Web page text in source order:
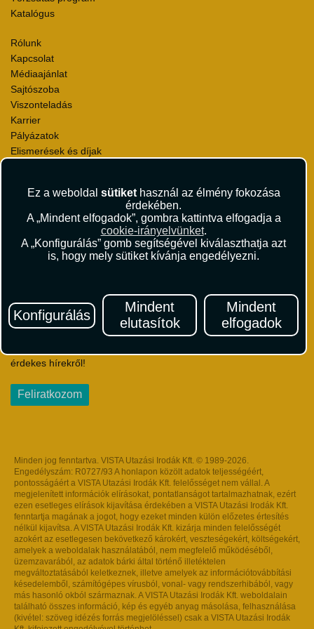
Ez a weboldal sütikethasznál az élmény fokozása
érdekében.
A „Mindent elfogadok”, gombra kattintva elfogadja a
cookie-irányelvünket.
A „Konfigurálás” gomb segítségével kiválaszthatja azt
is, hogy mely sütiket kívánja engedélyezni.
Konfigurálás
Mindent
elutasítok
Mindent
elfogadok
Katalógus
Rólunk
Kapcsolat
Médiaajánlat
Sajtószoba
Viszonteladás
Karrier
Pályázatok
Elismerések és díjak
Utazási Csomag Szerződési Feltételek
Útlemondás-biztosítás Szerződési Feltételek
Utasbiztosítás Szerződési Feltételek
Repülőjegy Szerződési Feltételek
Adatvédelem
Hírlevél
Iratkozzon fel Magyarország egyik legszínesebb utazási
érdekes hírekről!
Feliratkozom
Minden jog fenntartva. VISTA Utazási Irodák Kft. © 1989-2026.
Engedélyszám: R0727/93 A honlapon közölt adatok teljességéért,
pontosságáért a VISTA Utazási Irodák Kft. felelősséget nem vállal. A
megjelenített információk elírásokat, pontatlanságot tartalmazhatnak, ezért
ezen esetleges elírások kijavítása érdekében a VISTA Utazási Irodák Kft.
fenntartja magának a jogot, hogy ezeket minden külön előzetes értesítés
nélkül kijavítsa. A VISTA Utazási Irodák Kft. kizárja minden felelősségét
azokért az esetlegesen bekövetkező károkért, veszteségekért, költségekért,
amelyek a weboldalak használatából, nem megfelelő működéséből,
üzemzavarából, az adatok bárki által történő illetéktelen
megváltoztatásából keletkeznek, illetve amelyek az információtovábbítási
késedelemből, számítógépes vírusból, vonal- vagy rendszerhibából, vagy
más hasonló okból származnak. A VISTA Utazási Irodák Kft. weboldalain
található összes információ, kép és egyéb anyag másolása, felhasználása
(kivétel: szöveg idézés forrás megjelöléssel) csak a VISTA Utazási Irodák